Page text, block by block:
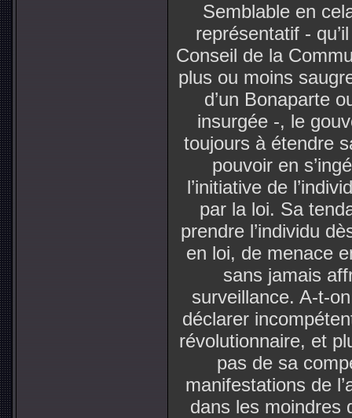
Semblable en
représentatif -
Conseil de la
plus ou moins
d’un Bonaparte
insurgée -, le
toujours à étendre
pouvoir en
l’initiative de
par la loi. Sa
prendre l’individu
en loi, de menace
sans jamais
surveillance. A-t-
déclarer
révolutionnaire, et
pas de sa
manifestations de
dans les moindres